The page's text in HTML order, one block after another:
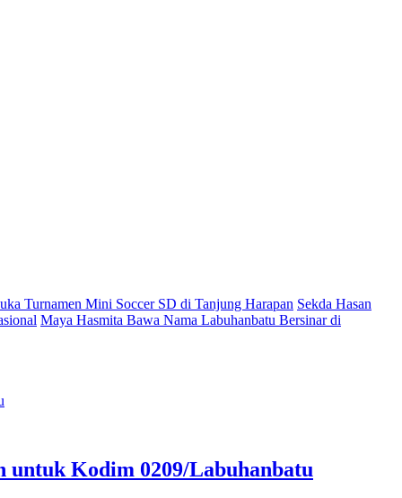
Turnamen Mini Soccer SD di Tanjung Harapan Sekda Hasan
Maya Hasmita Bawa Nama Labuhanbatu Bersinar di
Kodim 0209/Labuhanbatu